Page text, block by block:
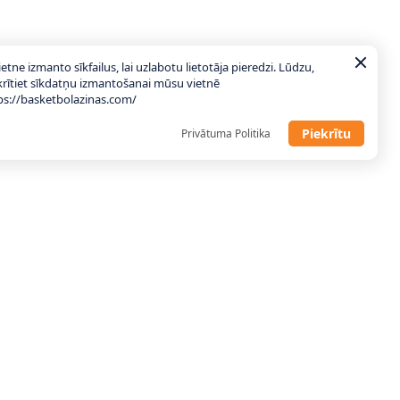
izmanto sīkfailus, lai uzlabotu lietotāja pieredzi. Lūdzu,
sīkdatņu izmantošanai mūsu vietnē
basketbolazinas.com/
Privātuma Politika Piekrītu